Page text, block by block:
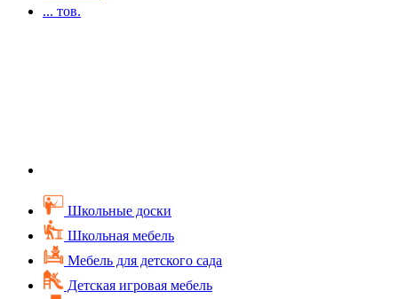
... тов.
Школьные доски
Школьная мебель
Мебель для детского сада
Детская игровая мебель